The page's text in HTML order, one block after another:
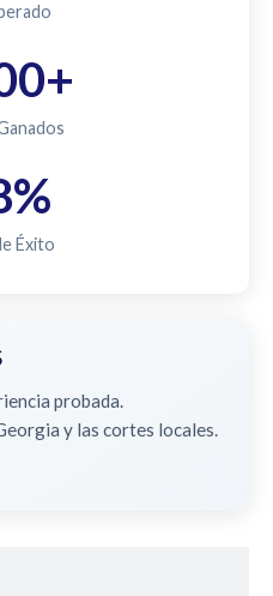
Éxito
probada.
y las cortes locales.